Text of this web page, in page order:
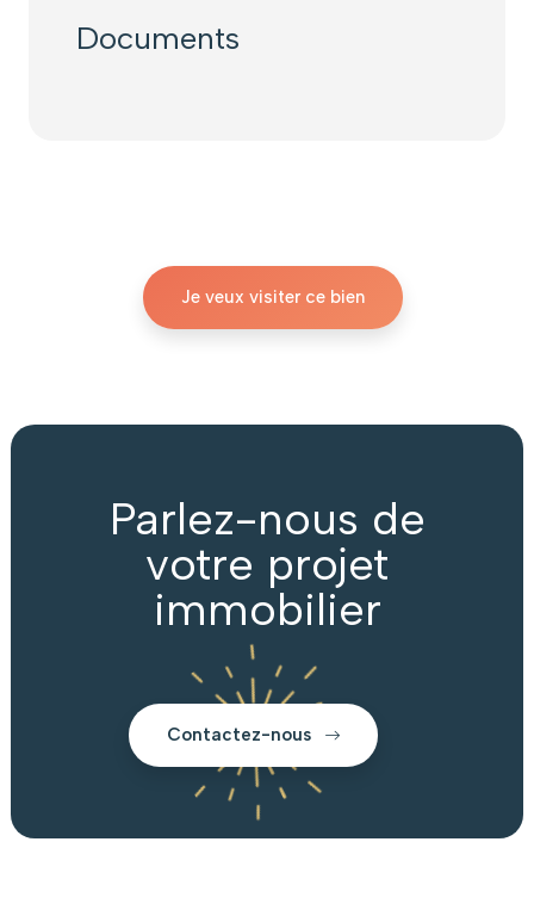
Documents
Je veux visiter ce bien
Parlez-nous de
votre projet
immobilier
Contactez-nous